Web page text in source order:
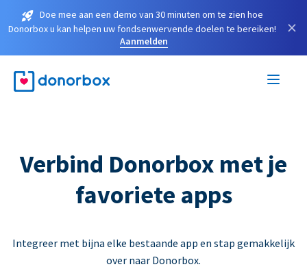
Doe mee aan een demo van 30 minuten om te zien hoe
Donorbox u kan helpen uw fondsenwervende doelen te bereiken!
Aanmelden
×
Verbind Donorbox met je
favoriete apps
Integreer met bijna elke bestaande app en stap gemakkelijk
over naar Donorbox.